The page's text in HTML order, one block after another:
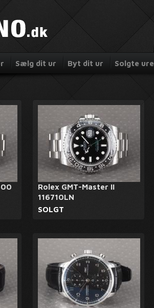
Sælg dit ur Byt dit ur Solgte ure
Rolex GMT-Master II
116710LN
SOLGT